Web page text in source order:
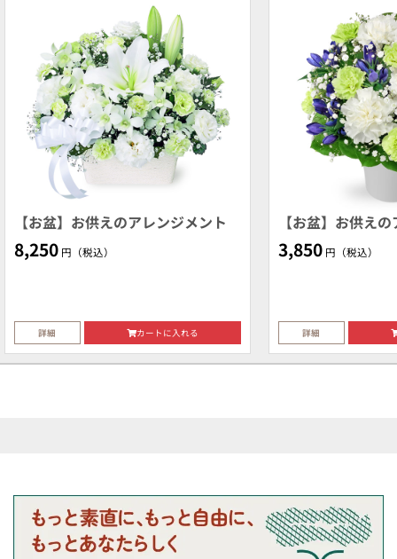
【お盆】お供えのアレンジメント
8,250 円（税込）
詳細 カートに入れる
【お盆】お供え
3,850 円（税込）
詳細